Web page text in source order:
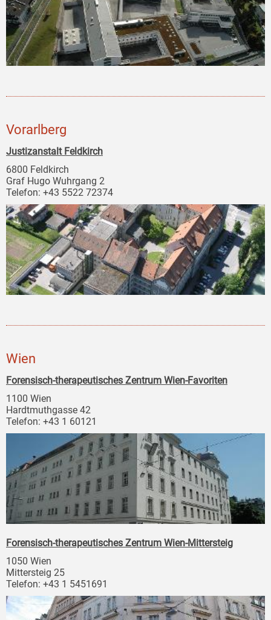
Vorarlberg
Justizanstalt Feldkirch
6800 Feldkirch
Graf Hugo Wuhrgang 2
Telefon: +43 5522 72374
Wien
Forensisch-therapeutisches Zentrum Wien-Favoriten
1100 Wien
Hardtmuthgasse 42
Telefon: +43 1 60121
Forensisch-therapeutisches Zentrum Wien-Mittersteig
1050 Wien
Mittersteig 25
Telefon: +43 1 5451691